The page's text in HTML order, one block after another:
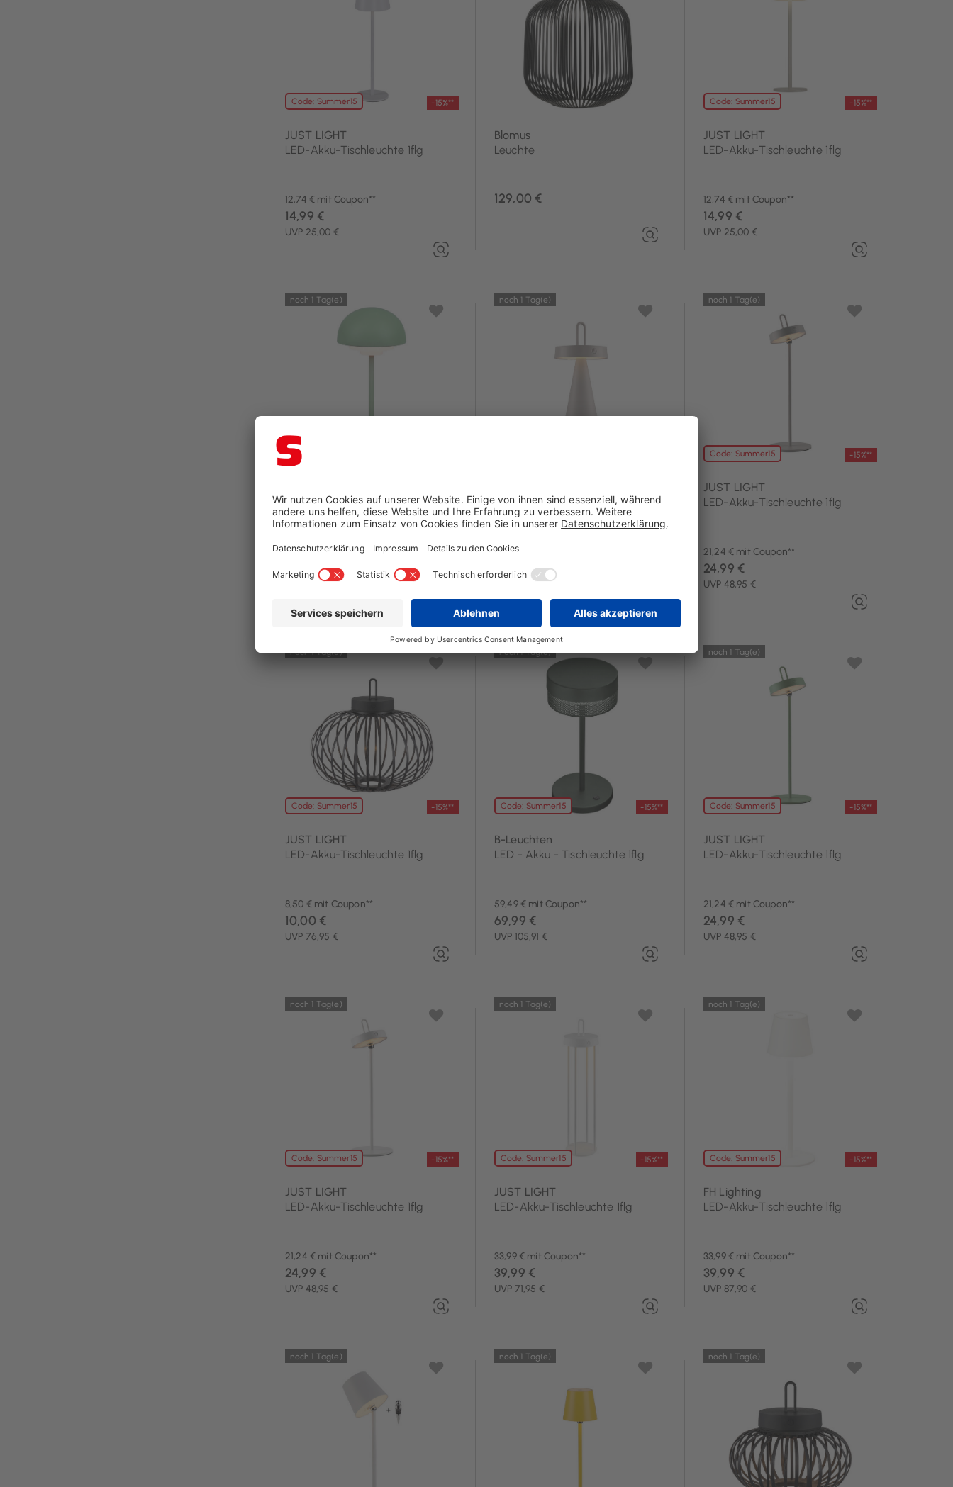
Code: Summer15 -15%**
JUST LIGHT
LED-Akku-Tischleuchte 1flg
12,74 € mit Coupon**
UVP 25,00 €
14,99 €
Blomus
Leuchte
129,00 €
Code: Summer15 -15%**
JUST LIGHT
LED-Akku-Tischleuchte 1flg
12,74 € mit Coupon**
UVP 25,00 €
14,99 €
Code: Summer15
noch 1 Tag(e)
LED-Akku-Tischleuchte 1flg
25,49 € mit Coupon**
UVP 57,99 €
29,99 €
noch 1 Tag(e)
LED-Akku-Tischleuchte 1flg
12,75 € mit Coupon**
UVP 45,95 €
15,00 €
Code: Summer15 -15%**
noch 1 Tag(e)
JUST LIGHT
LED-Akku-Tischleuchte 1flg
21,24 € mit Coupon**
UVP 48,95 €
24,99 €
Code: Summer15 -15%**
noch 1 Tag(e)
JUST LIGHT
LED-Akku-Tischleuchte 1flg
8,50 € mit Coupon**
UVP 76,95 €
10,00 €
Code: Summer15 -15%**
noch 1 Tag(e)
B-Leuchten
LED - Akku - Tischleuchte 1flg
59,49 € mit Coupon**
UVP 105,91 €
69,99 €
Code: Summer15 -15%**
noch 1 Tag(e)
JUST LIGHT
LED-Akku-Tischleuchte 1flg
21,24 € mit Coupon**
UVP 48,95 €
24,99 €
Code: Summer15 -15%**
noch 1 Tag(e)
JUST LIGHT
LED-Akku-Tischleuchte 1flg
21,24 € mit Coupon**
UVP 48,95 €
24,99 €
Code: Summer15 -15%**
noch 1 Tag(e)
JUST LIGHT
LED-Akku-Tischleuchte 1flg
33,99 € mit Coupon**
UVP 71,95 €
39,99 €
Code: Summer15 -15%**
noch 1 Tag(e)
FH Lighting
LED-Akku-Tischleuchte 1flg
33,99 € mit Coupon**
UVP 87,90 €
39,99 €
noch 1 Tag(e) noch 1 Tag(e) noch 1 Tag(e)